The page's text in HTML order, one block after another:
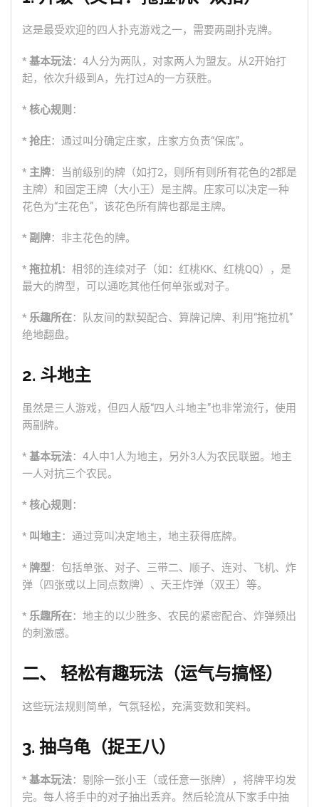
这是最受欢迎的四人扑克游戏之一，需要两副扑克牌。
* 基本玩法：4人分为两队，对家两人为盟友。从2开始打
起，依次升级到A，先打过A的一方获胜。
* 核心规则 ：
* 抢庄：通过叫分确定庄家，庄家方负责“保底”。
* 主牌：当前级别的牌（如打2，则所有则所有花色的2都是
主牌）和固定王牌（大小王）是主牌。庄家可以决定一种
花色为“主花色”，该花色所有牌也都是主牌。
* 副牌：非主花色的牌。
* 拖拉机：相邻的连续对子（如：红桃KK、红桃QQ），是
最大的牌型，可以通吃其他任何单张或对子。
* 乐趣所在：队友间的默契配合、算牌记牌、利用“拖拉机”
绝地翻盘。
2. 斗地主
虽然是三人游戏，但四人版“四人斗地主”也非常流行，使用
两副牌。
* 基本玩法：4人中1人为地主，另外3人为农民联盟。地主
一人对抗三个农民。
* 核心规则 ：
* 叫地主：通过竞叫决定地主，地主获得底牌。
* 牌型：包括单张、对子、三带二、顺子、连对、飞机、炸
弹（四张或以上同点数牌）、天王炸弹（双王）等。
* 乐趣所在：地主的以少胜多、农民的紧密配合、炸弹频出
的刺激感。
二、 轻松有趣玩法（运气与搞怪）
这些玩法规则简单，气氛轻松，充满变数和笑料。
3. 抽乌龟（捉王八）
* 基本玩法：剔除一张小王（或任意一张牌），将牌平均发
完。每人将手中的对子抽出丢弃。然后轮流从下家手中抽